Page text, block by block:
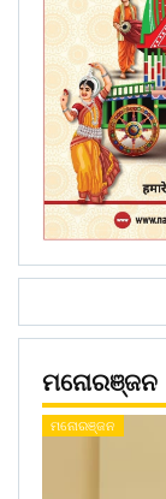
ମନୋରଞ୍ଜନ
ମନୋରଞ୍ଜନ